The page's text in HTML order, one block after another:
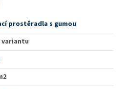
prostěradla s gumou